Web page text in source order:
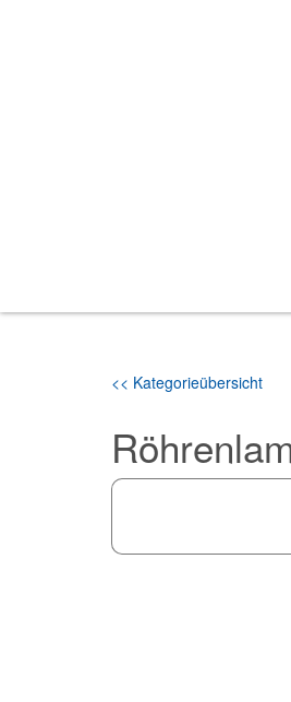
<< Kategorieübersicht